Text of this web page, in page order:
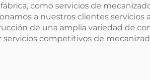
como servicios de
a nuestros clientes
de una amplia variedad de
competitivos de